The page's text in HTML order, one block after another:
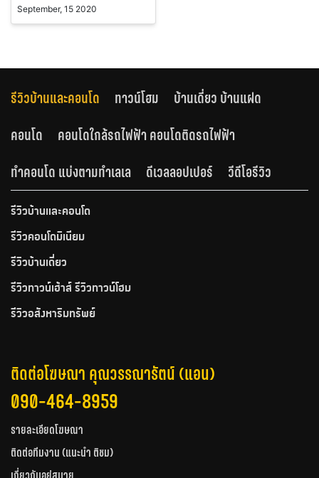
September, 15 2020
รีวิวบ้านและคอนโด ทาวน์โฮม
บ้านเดี่ยว บ้านแฝด
คอนโด
คอนโดใกล้รถไฟฟ้า คอนโดติดรถไฟฟ้า
ทำคอนโด แบ่งตามทำเลเล
ดีเวลลอปเปอร์ วีดีโอรีวิว
รีวิวบ้านและคอนโด
รีวิวคอนโดมิเนียม
รีวิวบ้านเดี่ยว
รีวิวทาวน์เฮ้าส์ รีวิวทาวน์โฮม
รีวิวอสังหาริมทรัพย์
ติดต่อโฆษณา คุณวรรณารัตน์ (แอน)
090-464-8959
รายละเอียดโฆษณา
ติดต่อทีมงาน (แนะนำ ติชม)